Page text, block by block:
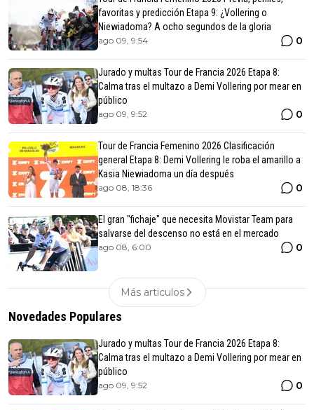
favoritas y predicción Etapa 9: ¿Vollering o
Niewiadoma? A ocho segundos de la gloria
ago 09, 9:54 0
Jurado y multas Tour de Francia 2026 Etapa 8:
Calma tras el multazo a Demi Vollering por mear en
público
ago 09, 9:52 0
Tour de Francia Femenino 2026 Clasificación
general Etapa 8: Demi Vollering le roba el amarillo a
Kasia Niewiadoma un día después
ago 08, 18:36 0
El gran "fichaje" que necesita Movistar Team para
salvarse del descenso no está en el mercado
ago 08, 6:00 0
Más articulos
Novedades Populares
Jurado y multas Tour de Francia 2026 Etapa 8:
Calma tras el multazo a Demi Vollering por mear en
público
ago 09, 9:52 0